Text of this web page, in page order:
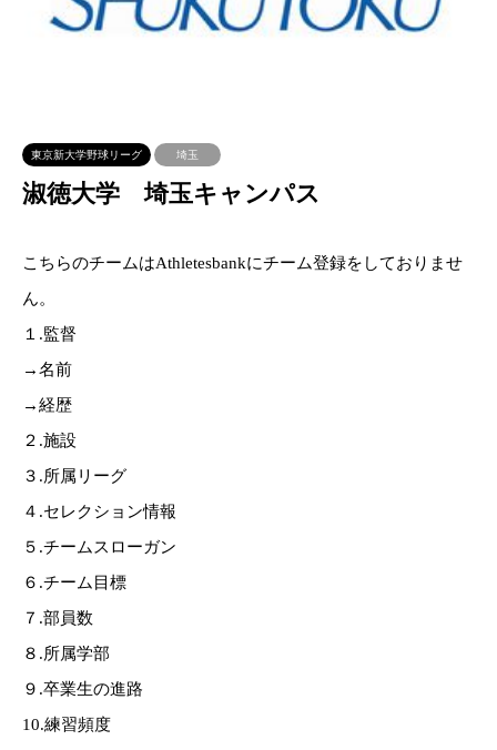
東京新大学野球リーグ 埼玉
淑徳大学 埼玉キャンパス
こちらのチームはAthletesbankにチーム登録をしておりませ
ん。
１.監督
→名前
→経歴
２.施設
３.所属リーグ
４.セレクション情報
５.チームスローガン
６.チーム目標
７.部員数
８.所属学部
９.卒業生の進路
10.練習頻度